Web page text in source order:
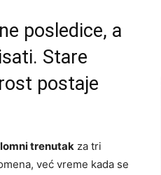
posledice, a
Stare
postaje
trenutak za tri
već vreme kada se